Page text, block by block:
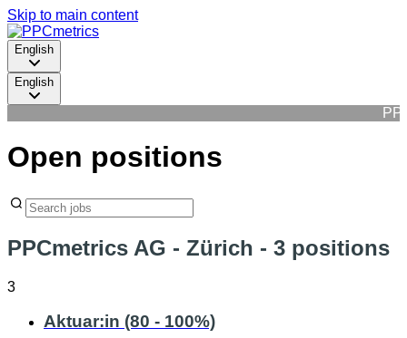
Skip to main content
English
English
Open positions
PPCmetrics AG - Zürich - 3 positions
3
Aktuar:in (80 - 100%)